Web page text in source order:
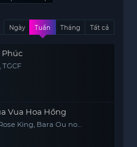
Ngày Tuần Tháng Tất cả
Phúc
Vua Hoa Hồng
King, Bara Ou no